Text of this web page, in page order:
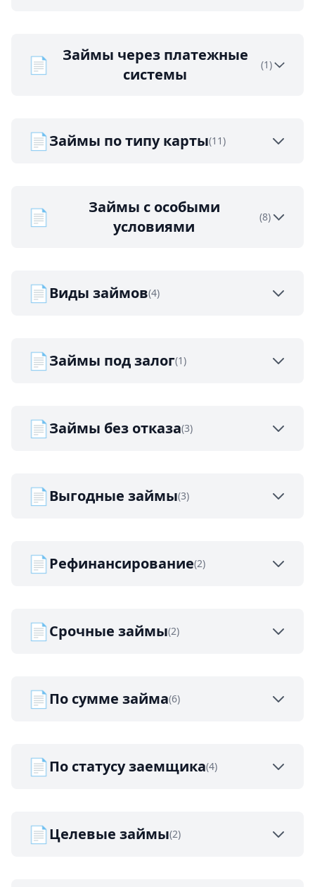
📄
Займы через платежные
системы
(1)
📄Займы по типу карты(11)
📄
Займы с особыми
условиями
(8)
📄Виды займов(4)
📄Займы под залог(1)
📄Займы без отказа(3)
📄Выгодные займы(3)
📄Рефинансирование(2)
📄Срочные займы(2)
📄По сумме займа(6)
📄По статусу заемщика(4)
📄Целевые займы(2)